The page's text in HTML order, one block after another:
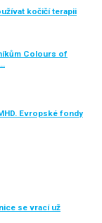
kočičí terapii
Colours of
Evropské fondy
se vrací už